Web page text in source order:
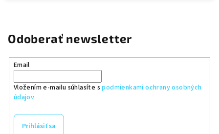
Odoberať newsletter
Email
Vložením e-mailu súhlasíte spodmienkami ochrany osobných
údajov
Prihlásiť sa